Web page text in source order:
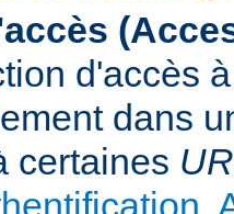
d'accès
dans
certaines